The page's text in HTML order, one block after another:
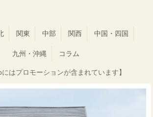
関東 中部 関西 中国・四国
九州・沖縄 コラム
にはプロモーションが含まれています】